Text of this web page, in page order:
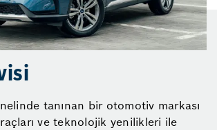
tanınan bir otomotiv markası
ve teknolojik yenilikleri ile